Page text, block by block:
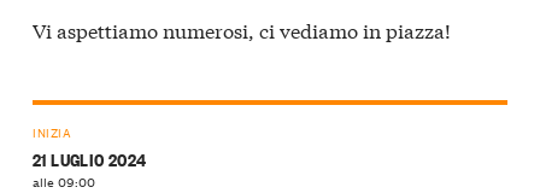
Vi aspettiamo numerosi, ci vediamo in piazza!
INIZIA
21 LUGLIO 2024
alle 09:00